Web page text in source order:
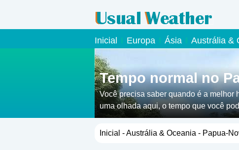
Inicial Europa Ásia Austrália &
Tempo normal no
Você precisa saber quando é a melhor
uma olhada aqui, o tempo que você
Inicial -Austrália & Oceania - Papua-